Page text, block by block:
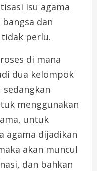
isu agama
dan
perlu.
di mana
dua kelompok
menggunakan
untuk
agama dijadikan
akan muncul
dan bahkan